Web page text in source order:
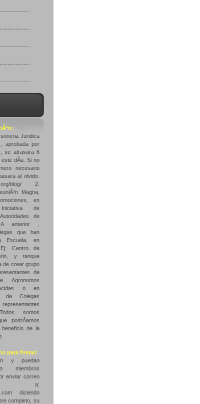
Juridica
aprobada por
se atrasara 6
dÃ­a. Si no
necesario
al olvido.
blog/ 2.
Magna,
en
de
de
anterior ,
que han
Escuela, en
Ej: Centro de
y tanque
de crear grupo
de
Agronomos
o en
de Colegas
somos
podrÃ­amos
beneficio de la
para firmar:
y puedan
miembros
enviar correo
a:
diciendo
completo, su